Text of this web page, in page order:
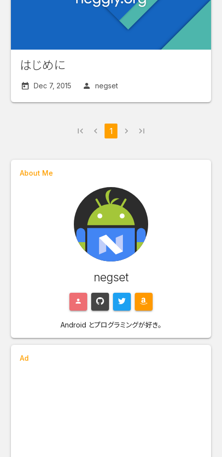
はじめに
Dec 7, 2015 negset
first_page navigate_before 1 navigate_next last_page
About Me
negset
Android とプログラミングが好き。
Ad